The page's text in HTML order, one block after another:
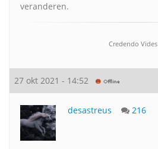
veranderen.
Credendo Vides
27 okt 2021 - 14:52
desastreus 216